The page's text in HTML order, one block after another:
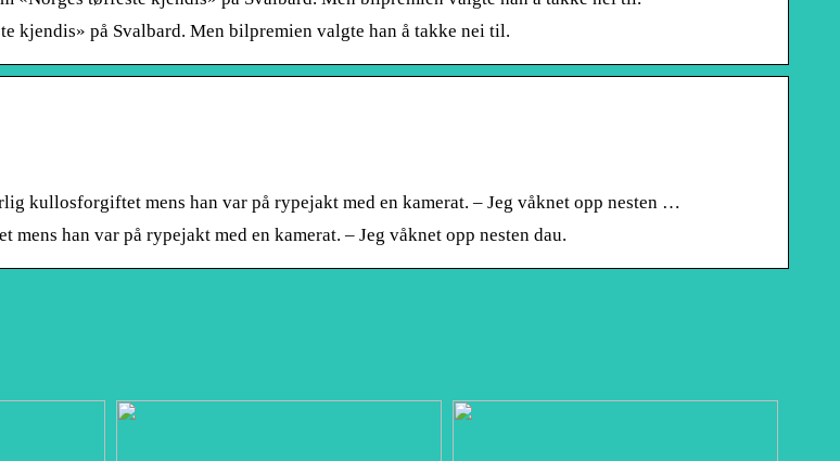
kjendis» på Svalbard. Men bilpremien valgte han å takke nei til.
kullosforgiftet mens han var på rypejakt med en kamerat. – Jeg våknet opp nesten …
han var på rypejakt med en kamerat. – Jeg våknet opp nesten dau.